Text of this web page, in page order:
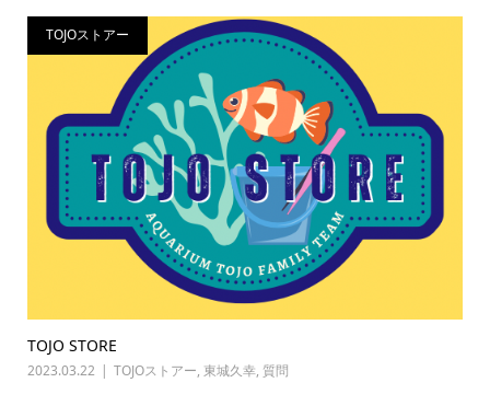
TOJOストアー
TOJO STORE
2023.03.22 TOJOストアー, 東城久幸, 質問